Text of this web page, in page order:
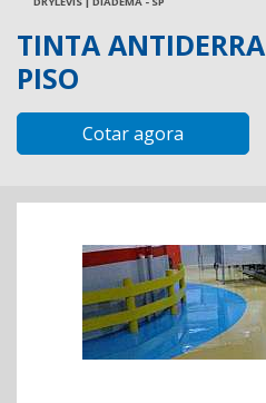
TINTA
PISO
Cotar agora